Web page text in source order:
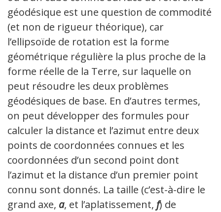
géodésique est une question de commodité
(et non de rigueur théorique), car
l’ellipsoïde de rotation est la forme
géométrique régulière la plus proche de la
forme réelle de la Terre, sur laquelle on
peut résoudre les deux problèmes
géodésiques de base. En d’autres termes,
on peut développer des formules pour
calculer la distance et l’azimut entre deux
points de coordonnées connues et les
coordonnées d’un second point dont
l’azimut et la distance d’un premier point
connu sont donnés. La taille (c’est-à-dire le
grand axe, a, et l’aplatissement, f) de